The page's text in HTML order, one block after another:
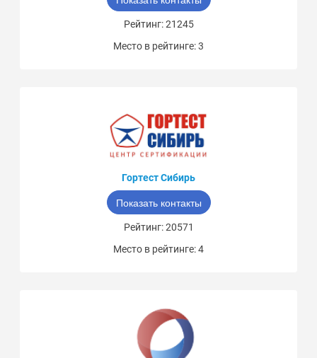
Рейтинг: 21245
Место в рейтинге: 3
Гортест Сибирь
Показать контакты
Рейтинг: 20571
Место в рейтинге: 4